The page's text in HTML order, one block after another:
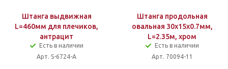
Штанга выдвижная
L=460мм для плечиков,
антрацит
Есть в наличии
Арт. S-6724-A
Штанга продольная
овальная 30x15x0.7мм,
L=2.35м, хром
Есть в наличии
Арт. 70094-11